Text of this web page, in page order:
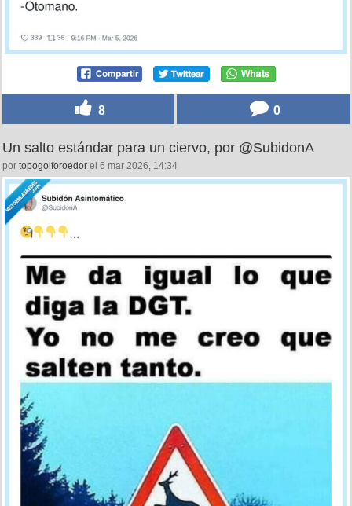
8 0
Un salto estándar para un ciervo, por @SubidonA
por topogolforoedor el 6 mar 2026, 14:34